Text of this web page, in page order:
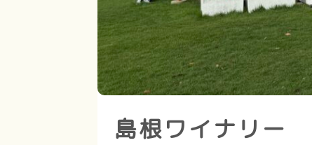
島根ワイナリー